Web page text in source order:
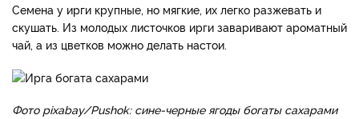
Семена у ирги крупные, но мягкие, их легко разжевать и
скушать. Из молодых листочков ирги заваривают ароматный
чай, а из цветков можно делать настои.
Фото pixabay/Pushok: сине-черные ягоды богаты сахарами